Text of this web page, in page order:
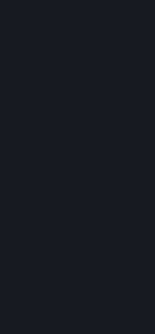
Steamworks —
сервісів, які
видавцям